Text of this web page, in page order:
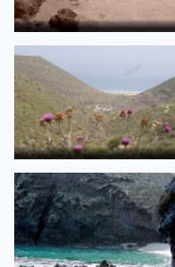
de glorieta
PLAYA DE LOS MUERTOS JUL
de glorieta